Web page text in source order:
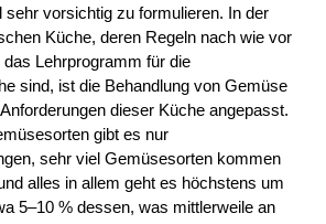
sehr vorsichtig zu formulieren. In der
Küche, deren Regeln nach wie vor
Lehrprogramm für die
sind, ist die Behandlung von Gemüse
dieser Küche angepasst.
gibt es nur
sehr viel Gemüsesorten kommen
alles in allem geht es höchstens um
5–10 % dessen, was mittlerweile an